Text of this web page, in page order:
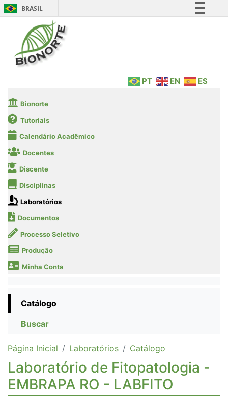
BRASIL
Legislação
PT EN ES
Bionorte
Tutoriais
Calendário Acadêmico
Docentes
Discente
Disciplinas
Laboratórios
Documentos
Processo Seletivo
Produção
Minha Conta
Catálogo
Buscar
Página Inicial Laboratórios Catálogo
Laboratório de Fitopatologia -
EMBRAPA RO - LABFITO